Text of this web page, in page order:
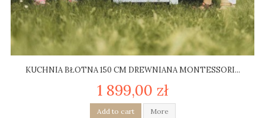
KUCHNIA BŁOTNA 150 CM DREWNIANA MONTESSORI...
1 899,00 zł
Add to cart More